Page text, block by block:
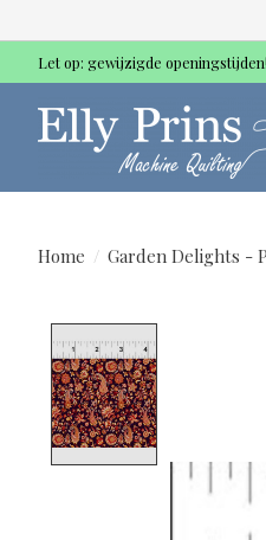
Let op: gewijzigde openingstijden!
Home / Garden Delights -